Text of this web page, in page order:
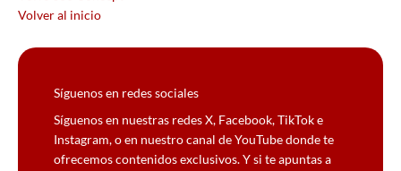
Volver al inicio
Síguenos en redes sociales
Síguenos en nuestras redes X, Facebook, TikTok e
Instagram, o en nuestro canal de YouTube donde te
ofrecemos contenidos exclusivos. Y si te apuntas a